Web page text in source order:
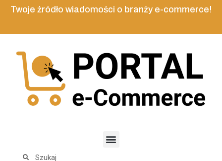
Twoje źródło wiadomości o branży e-commerce!